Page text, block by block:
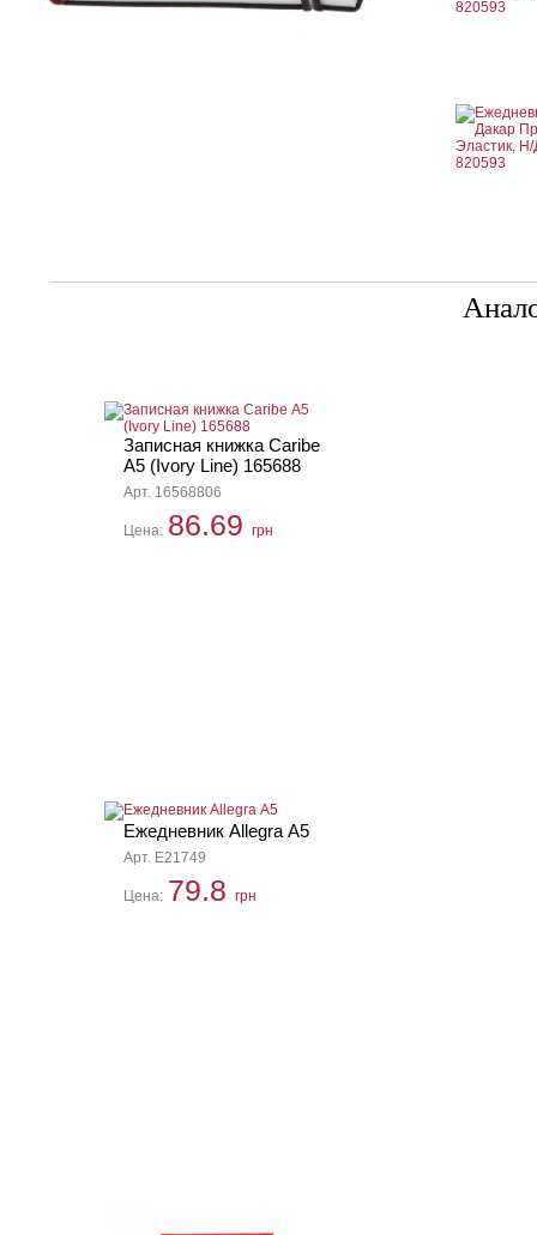
Записная книжка Caribe
А5 (Ivory Line) 165688
Арт. 16568806
Цена: 86.69 грн
Ежедневник Allegra А5
Арт. E21749
Цена: 79.8 грн